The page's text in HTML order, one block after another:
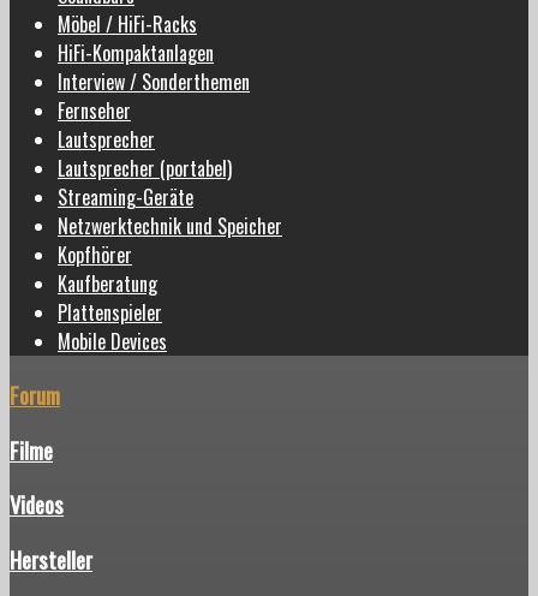
Möbel / HiFi-Racks
HiFi-Kompaktanlagen
Interview / Sonderthemen
Fernseher
Lautsprecher
Lautsprecher (portabel)
Streaming-Geräte
Netzwerktechnik und Speicher
Kopfhörer
Kaufberatung
Plattenspieler
Mobile Devices
Forum
Filme
Videos
Hersteller